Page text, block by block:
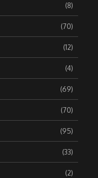
(8)
(70)
(12)
(4)
(69)
(70)
(95)
(33)
(2)